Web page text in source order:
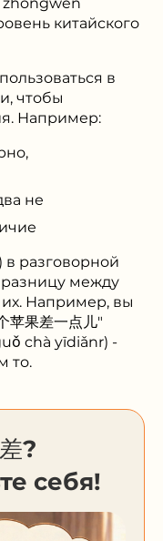
китайского
в
чтобы
Например:
не
в разговорной
между
Например, вы
苹果差一点儿"
chà yīdiǎnr) -
то.
?
себя!